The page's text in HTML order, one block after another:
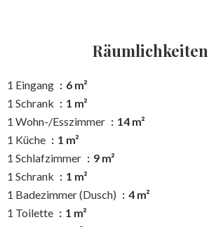
Räumlichkeiten
1 Eingang
6 m²
1 Schrank
1 m²
1 Wohn-/Esszimmer
14 m²
1 Küche
1 m²
1 Schlafzimmer
9 m²
1 Schrank
1 m²
1 Badezimmer (Dusch)
4 m²
1 Toilette
1 m²